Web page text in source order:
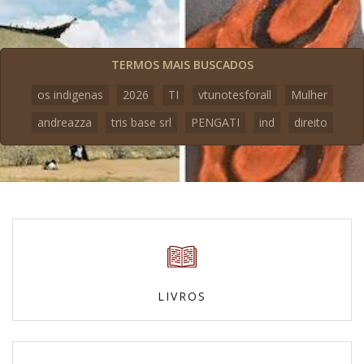
TERMOS MAIS BUSCADOS
os indigenas
2026 TI vtunotesforall
Mulher
andreazza
tris base srl PENGATI ind direito
LIVROS